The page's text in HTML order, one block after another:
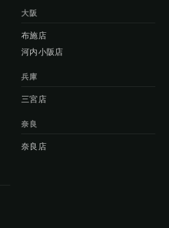
大阪
布施店
河内小阪店
兵庫
三宮店
奈良
奈良店